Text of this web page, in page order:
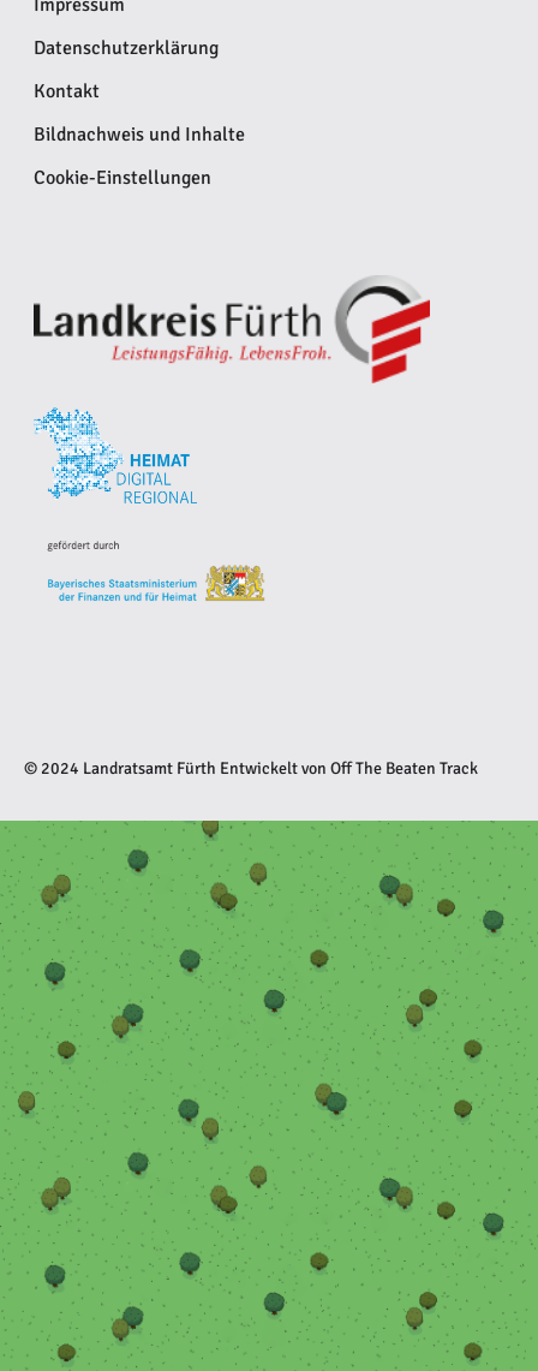
Datenschutzerklärung
Kontakt
Bildnachweis und Inhalte
Cookie-Einstellungen
© 2024 Landratsamt Fürth Entwickelt von Off The Beaten Track